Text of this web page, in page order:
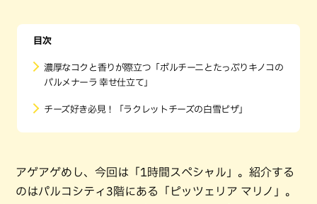
目次
濃厚なコクと香りが際立つ「ポルチーニとたっぷりキノコの
パルメナーラ 幸せ仕立て」
チーズ好き必見！「ラクレットチーズの白雪ピザ」
アゲアゲめし、今回は「1時間スペシャル」。紹介する
のはパルコシティ3階にある「ピッツェリア マリノ」。